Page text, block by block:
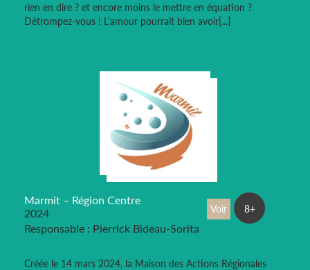
rien en dire ? et encore moins le mettre en équation ?
Détrompez-vous ! L’amour pourrait bien avoir[...]
Marmit – Région Centre
2024
Responsable : Pierrick Bideau-Sorita
Créée le 14 mars 2024, la Maison des Actions Régionales
Voir 8+